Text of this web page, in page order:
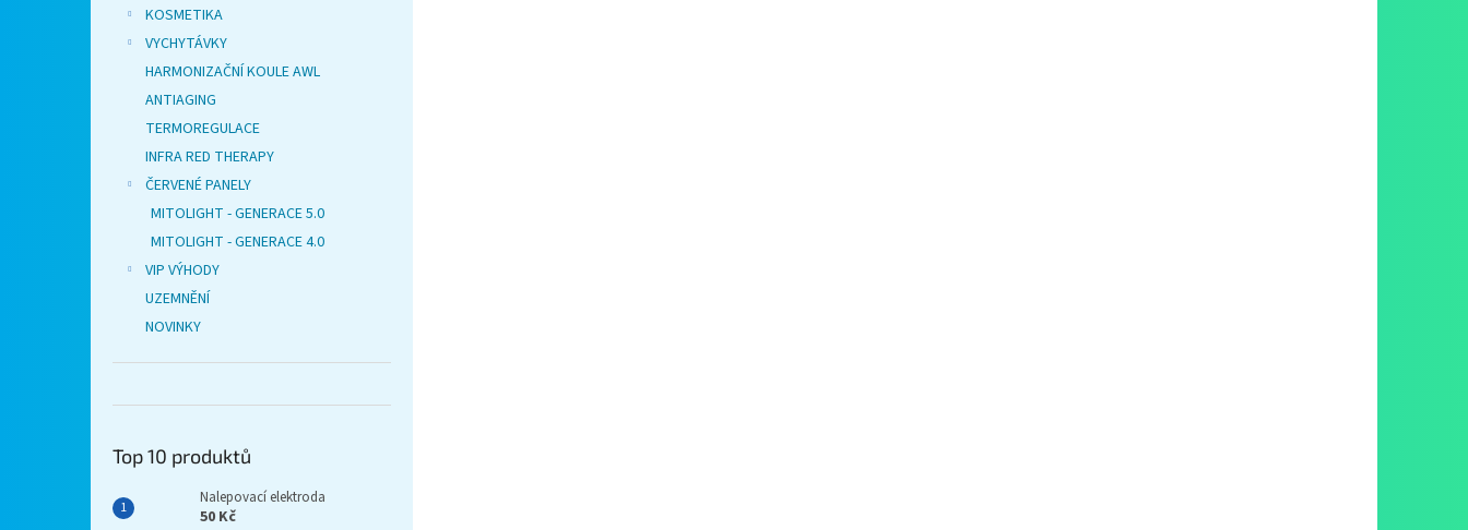
KOSMETIKA
VYCHYTÁVKY
HARMONIZAČNÍ KOULE AWL
ANTIAGING
TERMOREGULACE
INFRA RED THERAPY
ČERVENÉ PANELY
MITOLIGHT - GENERACE 5.0
MITOLIGHT - GENERACE 4.0
VIP VÝHODY
UZEMNĚNÍ
NOVINKY
Top 10 produktů
Nalepovací elektroda
50 Kč